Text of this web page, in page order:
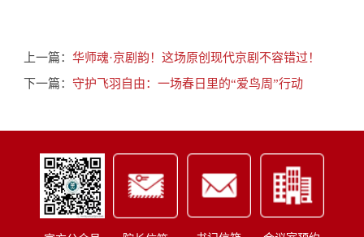
上一篇： 华师魂·京剧韵！这场原创现代京剧不容错过！
下一篇： 守护飞羽自由：一场春日里的“爱鸟周”行动